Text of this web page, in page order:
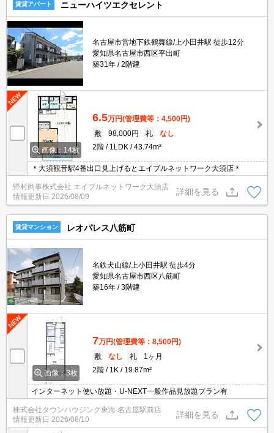
賃貸アパート ニューハイツエクセレント
名古屋市営地下鉄鶴舞線/上小田井駅 徒歩12分
愛知県名古屋市西区平出町
築31年
2階建
画像：14枚
6.5万円(管理費等：4,500円)
敷
98,000円 礼
なし
2階
1LDK 43.74m²
＊大須観音駅4番出口見上げるとエイブルネットワーク大須店＊
野村商事株式会社 エイブルネットワーク大須店
情報更新日 2026/08/09
詳細を見る
賃貸マンション レオパレス八筋町
名鉄犬山線/上小田井駅 徒歩4分
愛知県名古屋市西区八筋町
築16年
3階建
画像：3枚
7万円(管理費等：8,500円)
敷
なし 礼
1ヶ月
2階
1K 19.87m²
インターネット使い放題・U-NEXT一般作品見放題プラン有
株式会社タウンハウジング東海 名古屋駅前店
情報更新日 2026/08/10
詳細を見る